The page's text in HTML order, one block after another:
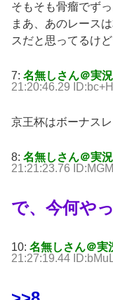
そもそも骨瘤でず
まあ、あのレース
スだと思ってるけど
7: 名無しさん＠実
21:20:46.29
京王杯はボーナス
8: 名無しさん＠実
21:21:23.76
で、今何や
10: 名無しさん＠実
21:27:19.44